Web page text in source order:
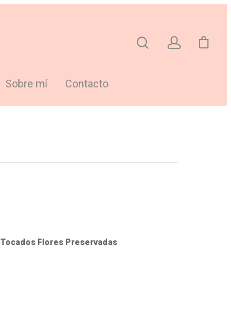
Sobre mí Contacto
Tocados Flores Preservadas